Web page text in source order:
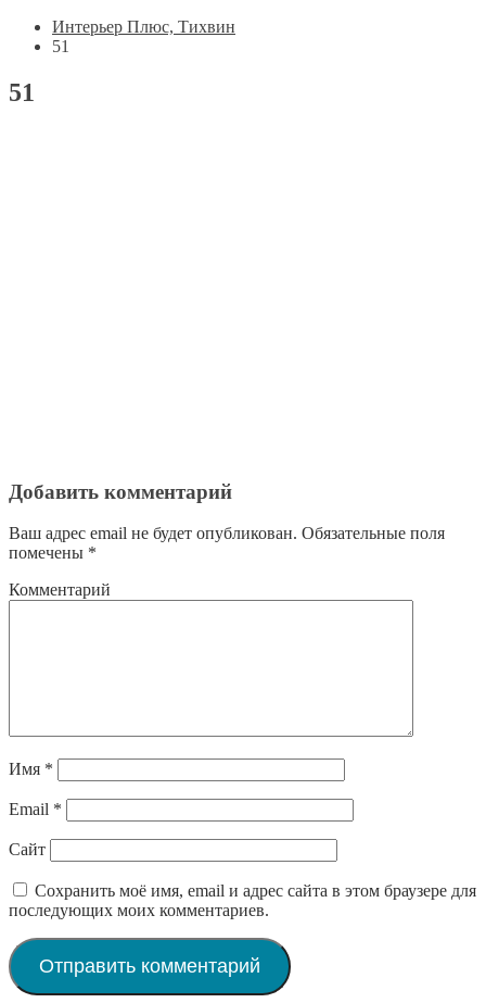
Интерьер Плюс, Тихвин
51
51
Добавить комментарий
Ваш адрес email не будет опубликован. Обязательные поля
помечены *
Комментарий
Имя *
Email *
Сайт
Сохранить моё имя, email и адрес сайта в этом браузере для
последующих моих комментариев.